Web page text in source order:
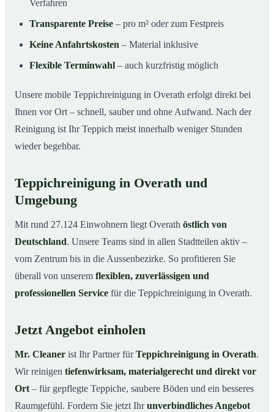
Verfahren
Transparente Preise – pro m² oder zum Festpreis
Keine Anfahrtskosten – Material inklusive
Flexible Terminwahl – auch kurzfristig möglich
Unsere mobile Teppichreinigung in Overath erfolgt direkt bei
Ihnen vor Ort – schnell, sauber und ohne Aufwand. Nach der
Reinigung ist Ihr Teppich meist innerhalb weniger Stunden
wieder begehbar.
Teppichreinigung in Overath und
Umgebung
Mit rund 27.124 Einwohnern liegt Overath östlich von
Deutschland. Unsere Teams sind in allen Stadtteilen aktiv –
vom Zentrum bis in die Aussenbezirke. So profitieren Sie
überall von unserem flexiblen, zuverlässigen und
professionellen Service für die Teppichreinigung in Overath.
Jetzt Angebot einholen
Mr. Cleaner ist Ihr Partner fürTeppichreinigung in Overath.
Wir reinigen tiefenwirksam, materialgerecht und direkt vor
Ort – für gepflegte Teppiche, saubere Böden und ein besseres
Raumgefühl. Fordern Sie jetzt Ihrunverbindliches Angebot